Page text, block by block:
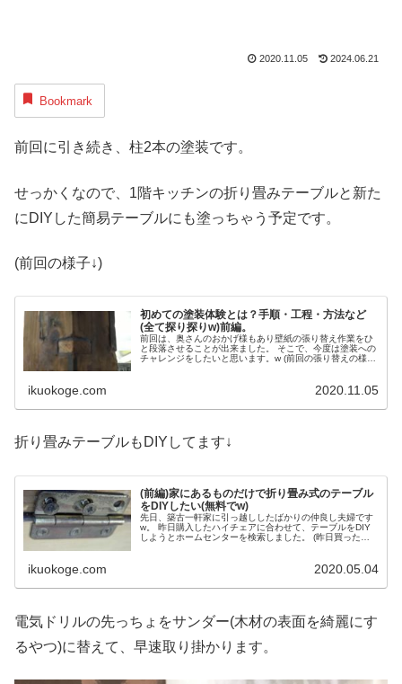
2020.11.05 2024.06.21
Bookmark
前回に引き続き、柱2本の塗装です。
せっかくなので、1階キッチンの折り畳みテーブルと新た
にDIYした簡易テーブルにも塗っちゃう予定です。
(前回の様子↓)
初めての塗装体験とは？手順・工程・方法など
(全て探り探りw)前編。
前回は、奥さんのおかげ様もあり壁紙の張り替え作業をひ
と段落させることが出来ました。 そこで、今度は塗装への
チャレンジをしたいと思います。w (前回の張り替えの様子
ikuokoge.com 2020.11.05
折り畳みテーブルもDIYしてます↓
(前編)家にあるものだけで折り畳み式のテーブル
をDIYしたい(無料でw)
先日、築古一軒家に引っ越ししたばかりの仲良し夫婦です
w。 昨日購入したハイチェアに合わせて、テーブルをDIY
しようとホームセンターを検索しました。 (昨日買ったハ
ikuokoge.com 2020.05.04
電気ドリルの先っちょをサンダー(木材の表面を綺麗にす
るやつ)に替えて、早速取り掛かります。